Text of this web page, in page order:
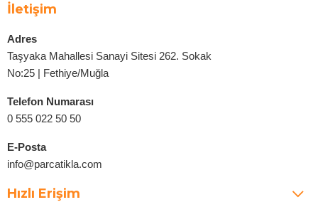
İletişim
Adres
Taşyaka Mahallesi Sanayi Sitesi 262. Sokak
No:25 | Fethiye/Muğla
Telefon Numarası
0 555 022 50 50
E-Posta
info@parcatikla.com
Hızlı Erişim